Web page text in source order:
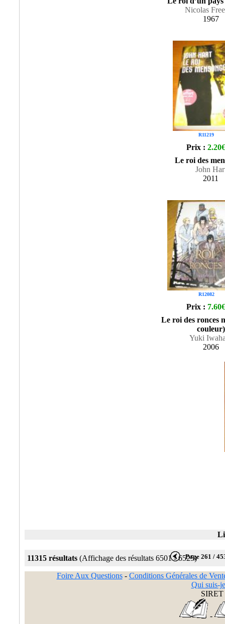
Nicolas
1967
R11219
Prix : 2.20€
Le roi des
John
2011
R12082
Prix : 7.60€
Le roi des ronces
couleur)
Yuki
2006
11315 résultats (Affichage des résultats 6501 - 6525)Page 261 /
Foire Aux Questions- Conditions Générales de
Qui suis-
SIRET
-